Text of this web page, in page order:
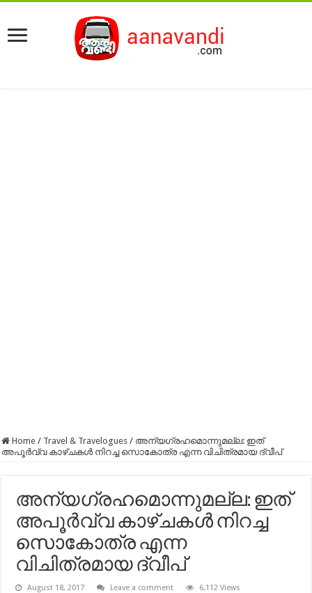
Home / Travel & Travelogues / അന്യഗ്രഹമൊന്നുമല്ല: ഇത്‌
അപൂർവ്വ കാഴ്ചകൾ നിറച്ച സൊകോത്ര എന്ന വിചിത്രമായ ദ്വീപ്‌
അന്യഗ്രഹമൊന്നുമല്ല: ഇത്‌
അപൂർവ്വ കാഴ്ചകൾ നിറച്ച
സൊകോത്ര എന്ന
വിചിത്രമായ ദ്വീപ്‌
August 18, 2017 Leave a comment 6,112 Views